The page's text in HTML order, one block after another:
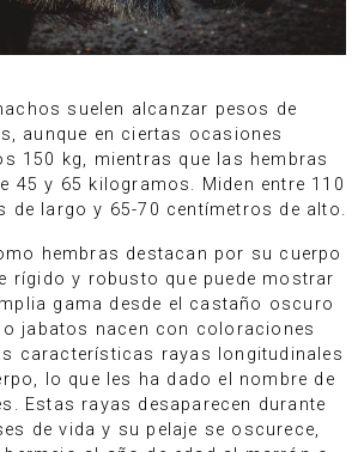
suelen alcanzar pesos de
aunque en ciertas ocasiones
150 kg, mientras que las hembras
45 y 65 kilogramos. Miden entre 110
de largo y 65-70 centímetros de alto.
hembras destacan por su cuerpo
rígido y robusto que puede mostrar
gama desde el castaño oscuro
jabatos nacen con coloraciones
características rayas longitudinales
lo que les ha dado el nombre de
Estas rayas desaparecen durante
de vida y su pelaje se oscurece,